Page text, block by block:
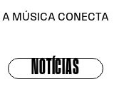
A MÚSICA CONECTA
NOTÍCIAS